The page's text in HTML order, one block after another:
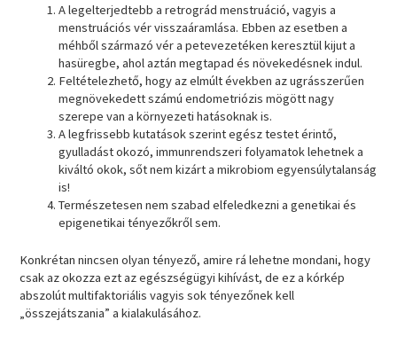
A legelterjedtebb a retrográd menstruáció, vagyis a
menstruációs vér visszaáramlása. Ebben az esetben a
méhből származó vér a petevezetéken keresztül kijut a
hasüregbe, ahol aztán megtapad és növekedésnek indul.
Feltételezhető, hogy az elmúlt években az ugrásszerűen
megnövekedett számú endometriózis mögött nagy
szerepe van a környezeti hatásoknak is.
A legfrissebb kutatások szerint egész testet érintő,
gyulladást okozó, immunrendszeri folyamatok lehetnek a
kiváltó okok, sőt nem kizárt a mikrobiom egyensúlytalanság
is!
Természetesen nem szabad elfeledkezni a genetikai és
epigenetikai tényezőkről sem.
Konkrétan nincsen olyan tényező, amire rá lehetne mondani, hogy
csak az okozza ezt az egészségügyi kihívást, de ez a kórkép
abszolút multifaktoriális vagyis sok tényezőnek kell
„összejátszania” a kialakulásához.